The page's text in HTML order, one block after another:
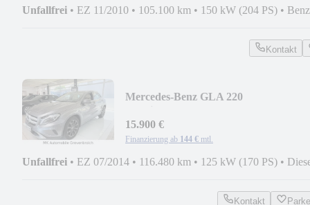
Unfallfrei • EZ 11/2010 • 105.100 km • 150 kW (204 PS) •
Kontakt
Mercedes-Benz GLA 220
12
15.900 €
Finanzierung ab 144 € mtl.
Unfallfrei • EZ 07/2014 • 116.480 km • 125 kW (170 PS) •
Kontakt